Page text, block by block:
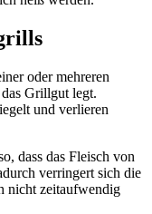
oder mehreren
Grillgut legt.
und verlieren
dass das Fleisch von
verringert sich die
nicht zeitaufwendig